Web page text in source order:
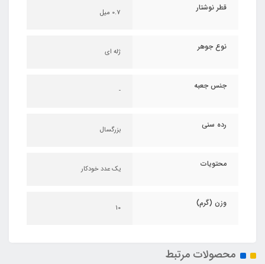
قطر نوشتار 0.7 میل
نوع جوهر ژله ای
جنس جعبه -
رده سنی بزرگسال
محتویات یک عدد خودکار
وزن (گرم) 10
محصولات مرتبط